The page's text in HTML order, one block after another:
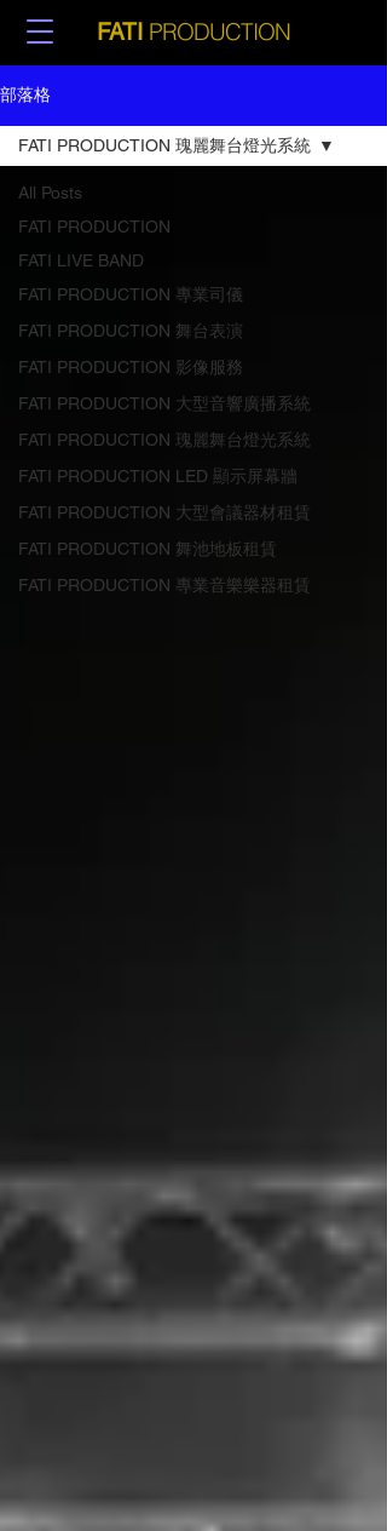
FATI PRODUCTION
部落格
All Posts
FATI PRODUCTION
FATI LIVE BAND
FATI PRODUCTION 專業司儀
FATI PRODUCTION 舞台表演
FATI PRODUCTION 影像服務
FATI PRODUCTION ​大型音響廣播系統
FATI PRODUCTION ​瑰麗舞台燈光系統
FATI PRODUCTION LED 顯示屏幕牆
FATI PRODUCTION 大型會議器材租賃
FATI PRODUCTION ​舞池地板租賃
FATI PRODUCTION 專業音樂樂器租賃
FATI PRODUCTION ​瑰麗舞台燈光系統